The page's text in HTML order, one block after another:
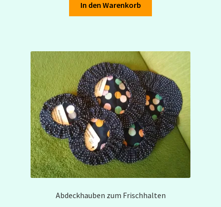
In den Warenkorb
Abdeckhauben zum Frischhalten